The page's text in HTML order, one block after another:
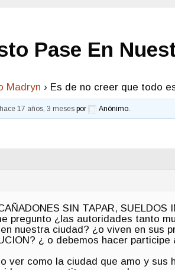
Pase En
Madryn › Es de no creer que todo
hace 17 años, 3 meses por Anónimo.
SIN TAPAR, SUELDOS
pregunto ¿las autoridades tanto
nuestra ciudad? ¿o viven en sus
¿ o debemos hacer
ver como la ciudad que amo y sus